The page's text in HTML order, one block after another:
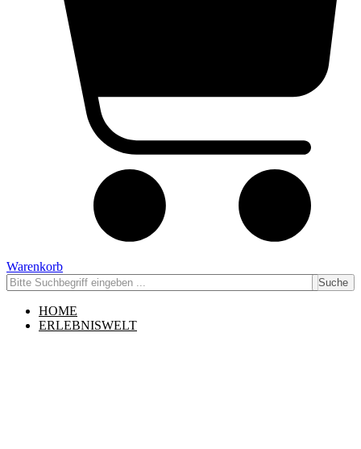
Warenkorb
Suche
HOME
ERLEBNISWELT